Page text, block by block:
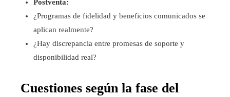
Postventa:
¿Programas de fidelidad y beneficios comunicados se
aplican realmente?
¿Hay discrepancia entre promesas de soporte y
disponibilidad real?
Cuestiones según la fase del